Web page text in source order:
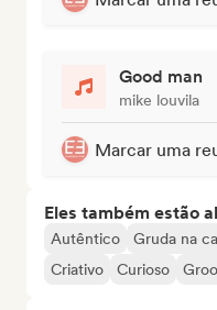
Good man
mike louvila
Marcar uma
Eles também estão
Autêntico Gruda na
Criativo
Curioso